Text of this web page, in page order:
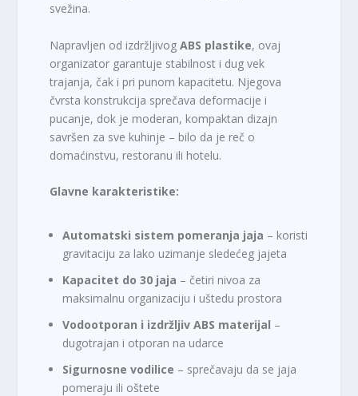
svežina.
Napravljen od izdržljivogABS plastike, ovaj
organizator garantuje stabilnost i dug vek
trajanja, čak i pri punom kapacitetu. Njegova
čvrsta konstrukcija sprečava deformacije i
pucanje, dok je moderan, kompaktan dizajn
savršen za sve kuhinje – bilo da je reč o
domaćinstvu, restoranu ili hotelu.
Glavne karakteristike:
Automatski sistem pomeranja jaja – koristi
gravitaciju za lako uzimanje sledećeg jajeta
Kapacitet do 30 jaja – četiri nivoa za
maksimalnu organizaciju i uštedu prostora
Vodootporan i izdržljiv ABS materijal –
dugotrajan i otporan na udarce
Sigurnosne vodilice – sprečavaju da se jaja
pomeraju ili oštete